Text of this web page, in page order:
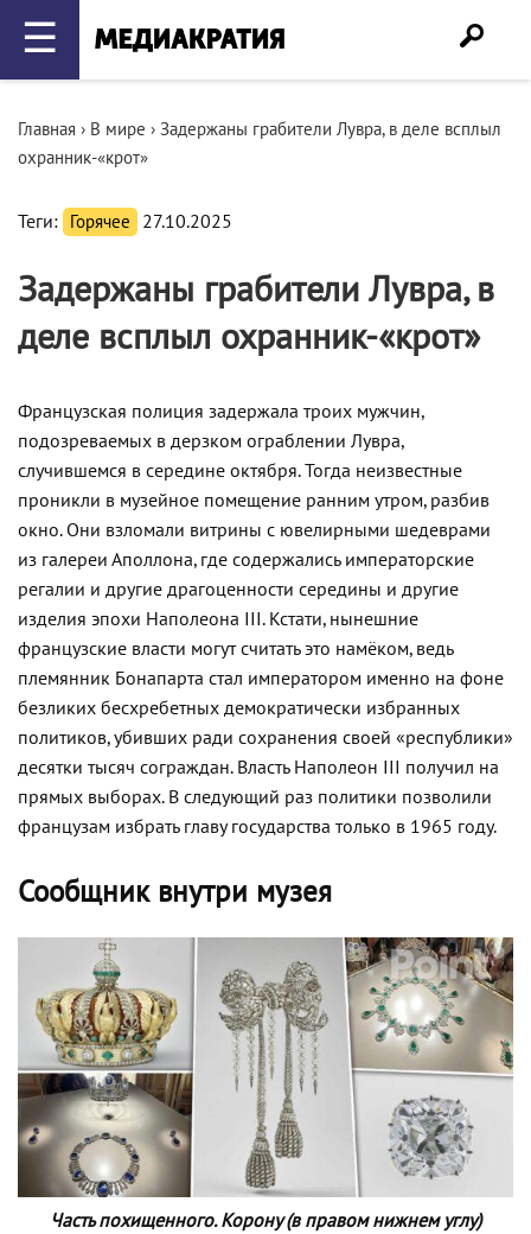
☰
Главная › В мире › Задержаны грабители Лувра, в деле всплыл
охранник-«крот»
Теги: Горячее 27.10.2025
Задержаны грабители Лувра, в
деле всплыл охранник-«крот»
Французская полиция задержала троих мужчин,
подозреваемых в дерзком ограблении Лувра,
случившемся в середине октября. Тогда неизвестные
проникли в музейное помещение ранним утром, разбив
окно. Они взломали витрины с ювелирными шедеврами
из галереи Аполлона, где содержались императорские
регалии и другие драгоценности середины и другие
изделия эпохи Наполеона III. Кстати, нынешние
французские власти могут считать это намёком, ведь
племянник Бонапарта стал императором именно на фоне
безликих бесхребетных демократически избранных
политиков, убивших ради сохранения своей «республики»
десятки тысяч сограждан. Власть Наполеон III получил на
прямых выборах. В следующий раз политики позволили
французам избрать главу государства только в 1965 году.
Сообщник внутри музея
Часть похищенного. Корону (в правом нижнем углу)